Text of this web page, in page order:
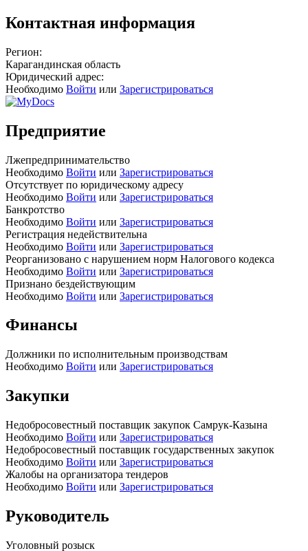
Контактная информация
Регион:
Карагандинская область
Юридический адрес:
Необходимо Войти или Зарегистрироваться
Предприятие
Лжепредпринимательство
Необходимо Войти или Зарегистрироваться
Отсутствует по юридическому адресу
Необходимо Войти или Зарегистрироваться
Банкротство
Необходимо Войти или Зарегистрироваться
Регистрация недействительна
Необходимо Войти или Зарегистрироваться
Реорганизовано с нарушением норм Налогового кодекса
Необходимо Войти или Зарегистрироваться
Признано бездействующим
Необходимо Войти или Зарегистрироваться
Финансы
Должники по исполнительным производствам
Необходимо Войти или Зарегистрироваться
Закупки
Недобросовестный поставщик закупок Самрук-Казына
Необходимо Войти или Зарегистрироваться
Недобросовестный поставщик государственных закупок
Необходимо Войти или Зарегистрироваться
Жалобы на организатора тендеров
Необходимо Войти или Зарегистрироваться
Руководитель
Уголовный розыск